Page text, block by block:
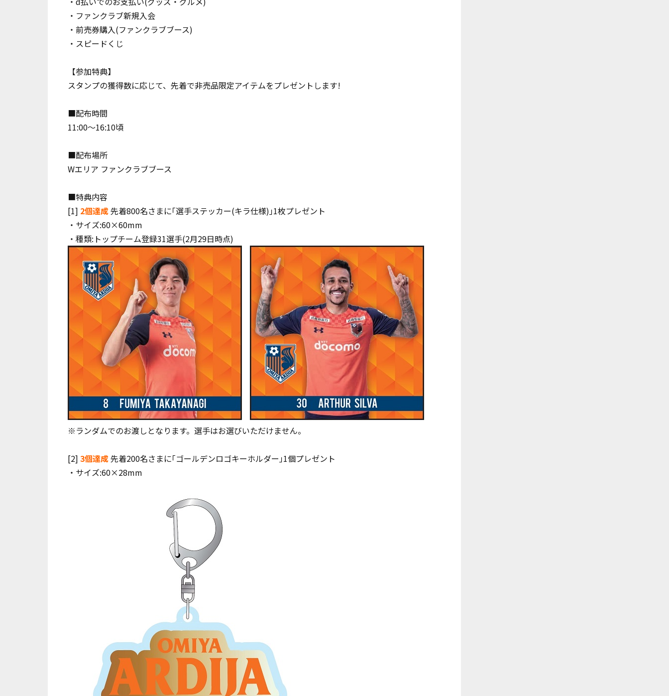
・ファンクラブ新規入会
・前売券購入(ファンクラブブース)
・スピードくじ
【参加特典】
スタンプの獲得数に応じて、先着で非売品限定アイテムをプレゼントします!
■配布時間
11:00～16:10頃
■配布場所
Wエリア ファンクラブブース
■特典内容
[1] 2個達成先着800名さまに｢選手ステッカー(キラ仕様)｣1枚プレゼント
・サイズ:60×60mm
・種類:トップチーム登録31選手(2月29日時点)
※ランダムでのお渡しとなります。選手はお選びいただけません。
[2] 3個達成先着200名さまに｢ゴールデンロゴキーホルダー｣1個プレゼント
・サイズ:60×28mm